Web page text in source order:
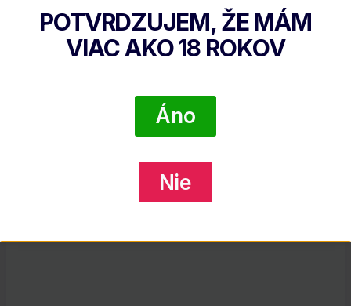
Moët & Chandon Brut Impérial
DETAIL PRODUKTU
POTVRDZUJEM, ŽE MÁM
VIAC AKO18 ROKOV
Áno
Nie